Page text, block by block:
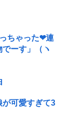
ちゃった❤連
ーす」（ヽ
が可愛すぎて3